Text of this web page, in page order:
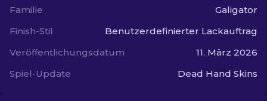
Familie
Galigator
Finish-Stil
Benutzerdefinierter Lackauftrag
Veröffentlichungsdatum
11. März 2026
Spiel-Update
Dead Hand Skins